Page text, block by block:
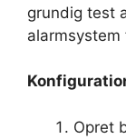
grundig test
Opret